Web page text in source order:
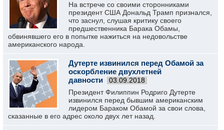
На встрече со своими сторонниками
президент США Дональд Трамп признался,
что заснул, слушая критику своего
предшественника Барака Обамы,
обвинявшего его в попытке нажиться на недовольстве
американского народа.
Дутерте извинился перед Обамой за
оскорбление двухлетней
давности
03.09.2018
Президент Филиппин Родриго Дутерте
извинился перед бывшим американским
лидером Бараком Обамой за свои слова,
сказанные в его адрес около двух лет назад.